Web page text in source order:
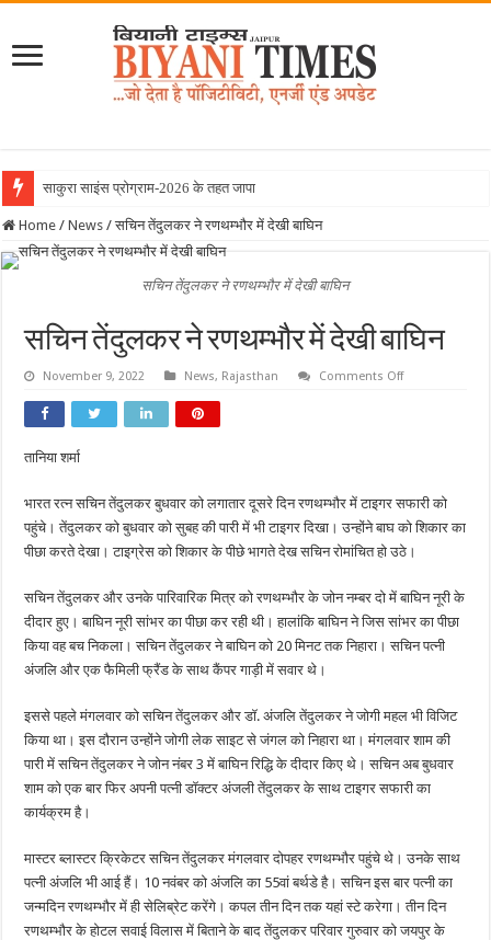
साकुरा साइंस प्रोग्राम-2026 के तहत जापान रवाना ह
Home / News / सचिन तेंदुलकर ने रणथम्भौर में देखी बाघिन
सचिन तेंदुलकर ने रणथम्भौर में देखी बाघिन
सचिन तेंदुलकर ने रणथम्भौर में देखी बाघिन
November 9, 2022 News, Rajasthan Comments Offon
तानिया शर्मा
भारत रत्न सचिन तेंदुलकर बुधवार को लगातार दूसरे दिन रणथम्भौर में टाइगर सफारी को
पहुंचे। तेंदुलकर को बुधवार को सुबह की पारी में भी टाइगर दिखा। उन्होंने बाघ को शिकार का
पीछा करते देखा। टाइग्रेस को शिकार के पीछे भागते देख सचिन रोमांचित हो उठे।
सचिन तेंदुलकर और उनके पारिवारिक मित्र को रणथम्भौर के जोन नम्बर दो में बाघिन नूरी के
दीदार हुए। बाघिन नूरी सांभर का पीछा कर रही थी। हालांकि बाघिन ने जिस सांभर का पीछा
किया वह बच निकला। सचिन तेंदुलकर ने बाघिन को 20 मिनट तक निहारा। सचिन पत्नी
अंजलि और एक फैमिली फ्रैंड के साथ कैंपर गाड़ी में सवार थे।
इससे पहले मंगलवार को सचिन‌ तेंदुलकर और डॉ. अंजलि तेंदुलकर ने जोगी महल भी विजिट
किया था। इस दौरान उन्होंने जोगी लेक साइट से जंगल को निहारा था। मंगलवार शाम की
पारी में सचिन तेंदुलकर ने जोन नंबर 3 में बाघिन रिद्धि के दीदार किए थे। सचिन अब बुधवार
शाम को एक बार फिर अपनी पत्नी डॉक्टर अंजली तेंदुलकर के साथ टाइगर सफारी का
कार्यक्रम है।
मास्टर ब्लास्टर क्रिकेटर सचिन तेंदुलकर मंगलवार दोपहर रणथम्भौर पहुंचे थे। उनके साथ
पत्नी अंजलि भी आई हैं। 10 नवंबर को अंजलि का 55वां बर्थडे है। सचिन इस बार पत्नी का
जन्मदिन रणथम्भौर में ही सेलिब्रेट करेंगे। कपल तीन दिन तक यहां स्टे करेगा। तीन दिन
रणथम्भौर के होटल सवाई विलास में बिताने के बाद तेंदुलकर परिवार गुरुवार को जयपुर के